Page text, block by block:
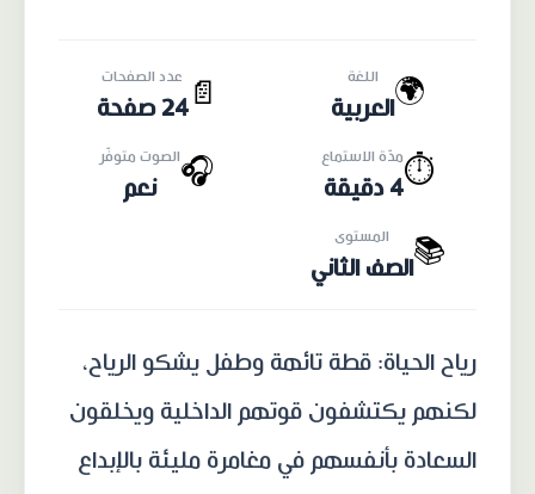
🌍 اللغة
العربية 📄
عدد الصفحات
24 صفحة
⏱️مدّة الاستماع
4 دقيقة
🎧الصوت متوفّر
نعم
📚 المستوى
الصف الثاني
رياح الحياة: قطة تائهة وطفل يشكو الرياح،
لكنهم يكتشفون قوتهم الداخلية ويخلقون
السعادة بأنفسهم في مغامرة مليئة بالإبداع